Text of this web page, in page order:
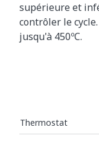
supérieure et
contrôler le
jusqu'à 450ºC.
Thermostat